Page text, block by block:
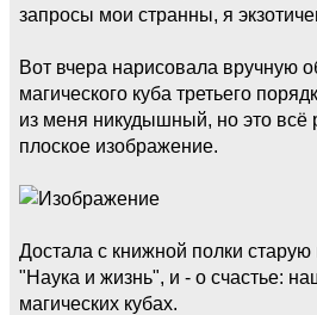
запросы мои странны, я
Вот вчера нарисовала вручную
магического куба третьего
из меня никудышный, но это всё
плоское изображение.
Достала с книжной полки
"Наука и жизнь", и - о счастье:
магических кубах.